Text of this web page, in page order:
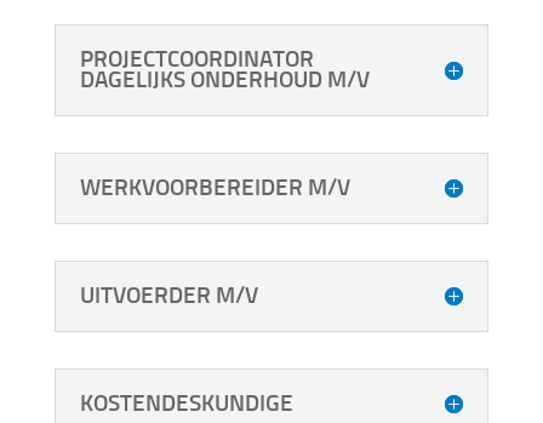
PROJECTCOORDINATOR
DAGELIJKS ONDERHOUD M/V
WERKVOORBEREIDER M/V
UITVOERDER M/V
KOSTENDESKUNDIGE